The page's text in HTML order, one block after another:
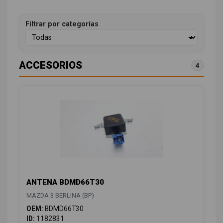
Filtrar por categorías
ACCESORIOS 4
ANTENA BDMD66T30
MAZDA 3 BERLINA (BP)
OEM: BDMD66T30
ID: 1182831